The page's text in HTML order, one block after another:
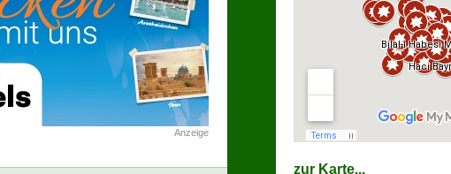
Anzeige
zur Karte...